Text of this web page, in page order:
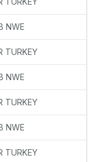
NWE
TURKEY
NWE
TURKEY
NWE
TURKEY